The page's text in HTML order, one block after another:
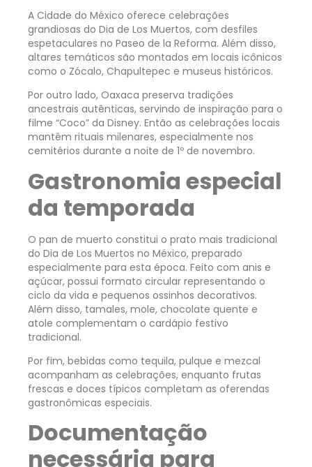
A Cidade do México oferece celebrações
grandiosas do Dia de Los Muertos, com desfiles
espetaculares no Paseo de la Reforma. Além disso,
altares temáticos são montados em locais icônicos
como o Zócalo, Chapultepec e museus históricos.
Por outro lado, Oaxaca preserva tradições
ancestrais autênticas, servindo de inspiração para o
filme “Coco” da Disney. Então as celebrações locais
mantêm rituais milenares, especialmente nos
cemitérios durante a noite de 1º de novembro.
Gastronomia especial
da temporada
O pan de muerto constitui o prato mais tradicional
do Dia de Los Muertos no México, preparado
especialmente para esta época. Feito com anis e
açúcar, possui formato circular representando o
ciclo da vida e pequenos ossinhos decorativos.
Além disso, tamales, mole, chocolate quente e
atole complementam o cardápio festivo
tradicional.
Por fim, bebidas como tequila, pulque e mezcal
acompanham as celebrações, enquanto frutas
frescas e doces típicos completam as oferendas
gastronômicas especiais.
Documentação
necessária para